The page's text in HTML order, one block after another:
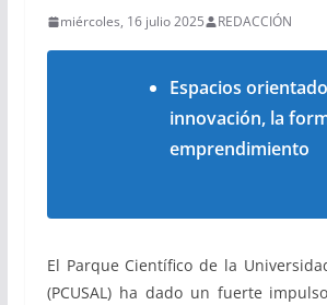
miércoles, 16 julio 2025 REDACCIÓN
Espacios
innovación, la
emprendimiento
El Parque Científico de la
(PCUSAL) ha dado un fuerte